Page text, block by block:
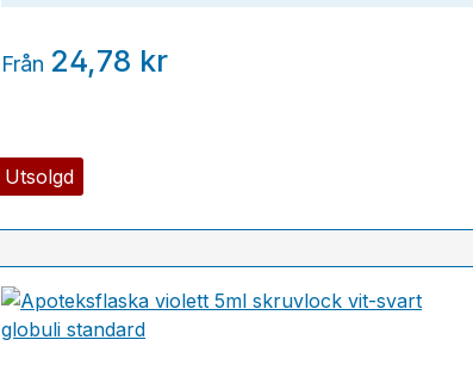
Utsolgd
Från 24,78 kr